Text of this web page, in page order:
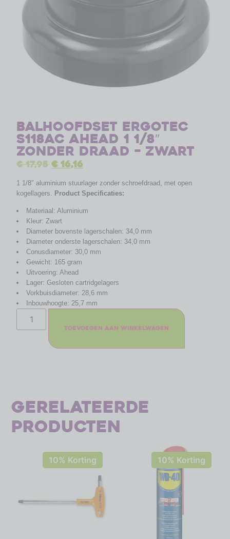
Balhoofdset Ergotec
S118AC ahead 1 1/8″
zonder draad – zwart
€17,95 €16,16
1 1/8″ aluminium stuurlager zonder schroefdraad, met open
kogellagers. Product Specificaties:
Materiaal: Aluminium
Kleur: Zwart
Diameter bovenste lagerschalen: 34,0 mm
Diameter onderste lagerschalen: 34,0 mm
Conusdiameter: 30,0 mm
Gewicht: 165 gram
Uitvoering: Ahead
Lager: Gesloten cartridgelagers
Vorkbuisdiameter: 28,6 mm
Inbouwhoogte: 25,7 mm
Toevoegen aan winkelwagen
Gerelateerde
producten
10% Korting 10% Korting